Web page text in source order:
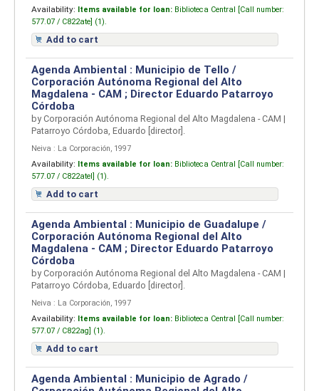
Availability: Items available for loan: Biblioteca Central [Call number:
577.07 / C822ate] (1).
Add to cart
Agenda Ambiental : Municipio de Tello /
Corporación Autónoma Regional del Alto
Magdalena - CAM ; Director Eduardo Patarroyo
Córdoba
by Corporación Autónoma Regional del Alto Magdalena - CAM |
Patarroyo Córdoba, Eduardo [director] .
Neiva : La Corporación, 1997
Availability: Items available for loan: Biblioteca Central [Call number:
577.07 / C822atel] (1).
Add to cart
Agenda Ambiental : Municipio de Guadalupe /
Corporación Autónoma Regional del Alto
Magdalena - CAM ; Director Eduardo Patarroyo
Córdoba
by Corporación Autónoma Regional del Alto Magdalena - CAM |
Patarroyo Córdoba, Eduardo [director] .
Neiva : La Corporación, 1997
Availability: Items available for loan: Biblioteca Central [Call number:
577.07 / C822ag] (1).
Add to cart
Agenda Ambiental : Municipio de Agrado /